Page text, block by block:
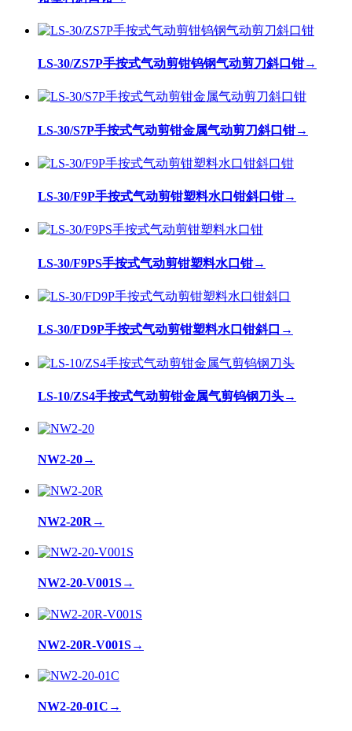
LS-30/ZS7P手按式气动剪钳钨钢气动剪刀斜口钳→
LS-30/S7P手按式气动剪钳金属气动剪刀斜口钳→
LS-30/F9P手按式气动剪钳塑料水口钳斜口钳→
LS-30/F9PS手按式气动剪钳塑料水口钳→
LS-30/FD9P手按式气动剪钳塑料水口钳斜口 →
LS-10/ZS4手按式气动剪钳金属气剪钨钢刀头→
NW2-20→
NW2-20R →
NW2-20-V001S→
NW2-20R-V001S→
NW2-20-01C →